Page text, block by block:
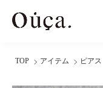
TOP アイテム ピアス